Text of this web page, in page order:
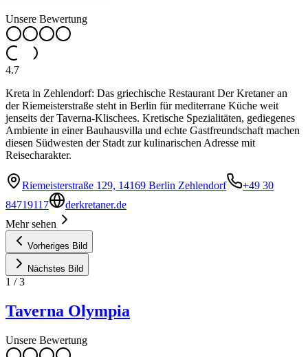
Unsere Bewertung
4.7
Kreta in Zehlendorf: Das griechische Restaurant Der Kretaner an
der Riemeisterstraße steht in Berlin für mediterrane Küche weit
jenseits der Taverna-Klischees. Kretische Spezialitäten, gediegenes
Ambiente in einer Bauhausvilla und echte Gastfreundschaft machen
diesen Südwesten der Stadt zur kulinarischen Adresse mit
Reisecharakter.
Riemeisterstraße 129, 14169 Berlin Zehlendorf
+49 30
84719117
derkretaner.de
Mehr sehen
Vorheriges Bild
Nächstes Bild
1 /3
Taverna Olympia
Unsere Bewertung